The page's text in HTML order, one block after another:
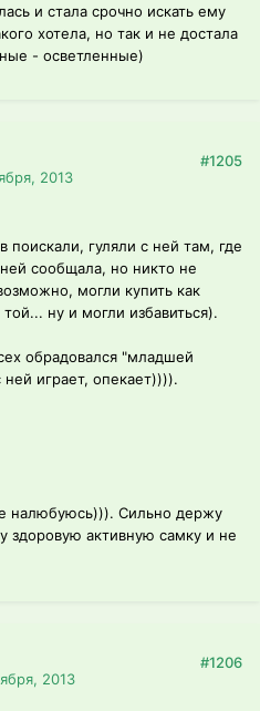
и стала срочно искать ему
хотела, но так и не достала
- осветленные)
2013
#1205
гуляли с ней там, где
сообщала, но никто не
могли купить как
ну и могли избавиться).
обрадовался "младшей
ней играет, опекает)))).
налюбуюсь))). Сильно держу
здоровую активную самку и не
2013
#1206